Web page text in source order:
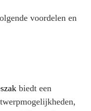
voordelen en
biedt een